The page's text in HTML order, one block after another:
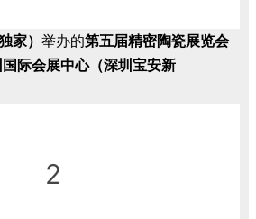
家） 举办的第五届精密陶瓷展览会
际会展中心（深圳宝安新
2